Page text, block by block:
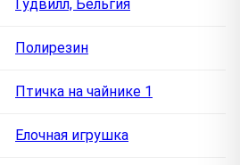
Гудвилл, Бельгия
Полирезин
Птичка на чайнике 1
Елочная игрушка